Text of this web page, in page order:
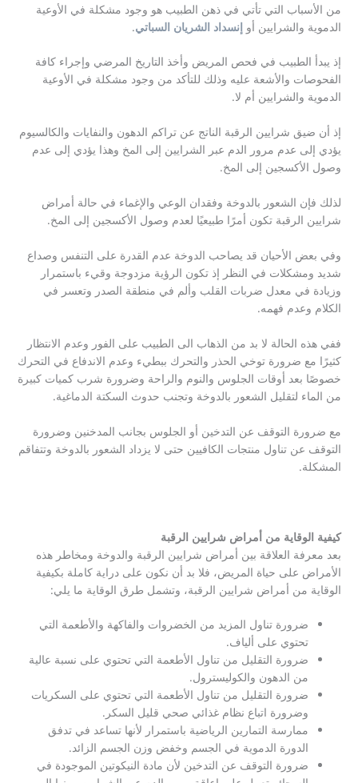
من الأسباب التي تأتي في ذهن الطبيب هو وجود مشكلة في الأوعية
الدموية والشرايين أوإنسداد الشريان السباتي.
إذ يبدأ الطبيب في فحص المريض وأخذ التاريخ المرضي وإجراء كافة
الفحوصات والأشعة عليه وذلك للتأكد من وجود مشكلة في الأوعية
الدموية والشرايين أم لا.
إذ أن ضيق شرايين الرقبة الناتج عن تراكم الدهون والنفايات والكالسيوم
يؤدي إلى عدم مرور الدم عبر الشرايين إلى المخ وهذا يؤدي إلى عدم
وصول الأكسجين إلى المخ.
لذلك فإن الشعور بالدوخة وفقدان الوعي والإغماء في حالة أمراض
شرايين الرقبة تكون أمرًا طبيعيًا لعدم وصول الأكسجين إلى المخ.
وفي بعض الأحيان قد يصاحب الدوخة عدم القدرة على التنفس وصداع
شديد ومشكلات في النظر إذ تكون الرؤية مزدوجة وقيء باستمرار
وزيادة في معدل ضربات القلب وألم في منطقة الصدر وتعسر في
الكلام وعدم فهمه.
ففي هذه الحالة لا بد من الذهاب الى الطبيب على الفور وعدم الانتظار
كثيرًا مع ضرورة توخي الحذر والتحرك ببطيء وعدم الاندفاع في التحرك
خصوصًا بعد أوقات الجلوس والنوم والراحة وضرورة شرب كميات كبيرة
من الماء لتقليل الشعور بالدوخة وتجنب حدوث السكتة الدماغية.
مع ضرورة التوقف عن التدخين أو الجلوس بجانب المدخنين وضرورة
التوقف عن تناول منتجات الكافيين حتى لا يزداد الشعور بالدوخة وتتفاقم
المشكلة.
كيفية الوقاية من أمراض شرايين الرقبة
بعد معرفة العلاقة بين أمراض شرايين الرقبة والدوخة ومخاطر هذه
الأمراض على حياة المريض، فلا بد أن نكون على دراية كاملة بكيفية
الوقاية من أمراض شرايين الرقبة، وتشمل طرق الوقاية ما يلي:
ضرورة تناول المزيد من الخضروات والفاكهة والأطعمة التي
تحتوي على ألياف.
ضرورة التقليل من تناول الأطعمة التي تحتوي على نسبة عالية
من الدهون والكوليسترول.
ضرورة التقليل من تناول الأطعمة التي تحتوي على السكريات
وضرورة اتباع نظام غذائي صحي قليل السكر.
ممارسة التمارين الرياضية باستمرار لأنها تساعد في تدفق
الدورة الدموية في الجسم وخفض وزن الجسم الزائد.
ضرورة التوقف عن التدخين لأن مادة النيكوتين الموجودة في